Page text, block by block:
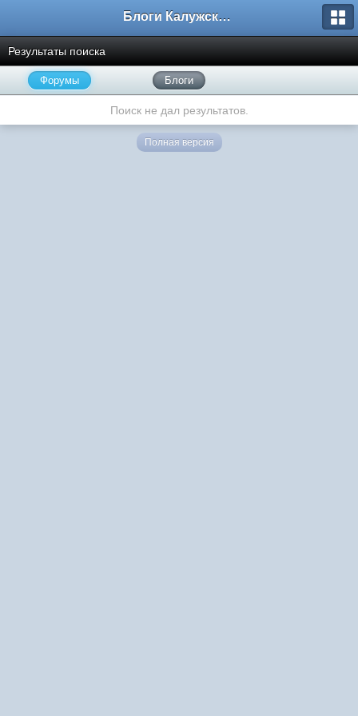
Блоги Калужского перекрестка
Результаты поиска
Форумы Блоги
Поиск не дал результатов.
Полная версия